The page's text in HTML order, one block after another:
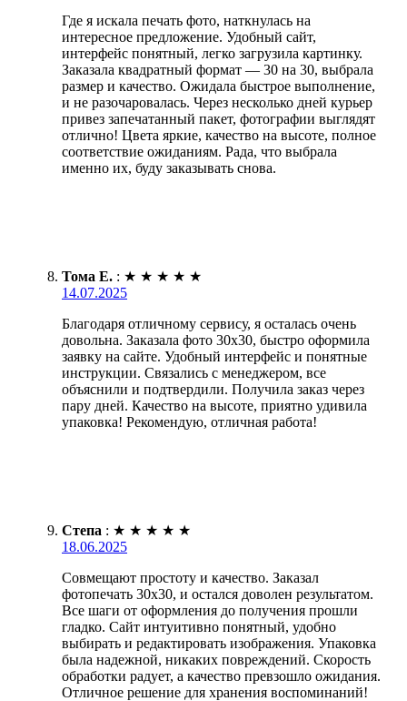
Где я искала печать фото, наткнулась на
интересное предложение. Удобный сайт,
интерфейс понятный, легко загрузила картинку.
Заказала квадратный формат — 30 на 30, выбрала
размер и качество. Ожидала быстрое выполнение,
и не разочаровалась. Через несколько дней курьер
привез запечатанный пакет, фотографии выглядят
отлично! Цвета яркие, качество на высоте, полное
соответствие ожиданиям. Рада, что выбрала
именно их, буду заказывать снова.
Тома Е. : ★ ★ ★ ★ ★
14.07.2025
Благодаря отличному сервису, я осталась очень
довольна. Заказала фото 30х30, быстро оформила
заявку на сайте. Удобный интерфейс и понятные
инструкции. Связались с менеджером, все
объяснили и подтвердили. Получила заказ через
пару дней. Качество на высоте, приятно удивила
упаковка! Рекомендую, отличная работа!
Степа : ★ ★ ★ ★ ★
18.06.2025
Совмещают простоту и качество. Заказал
фотопечать 30х30, и остался доволен результатом.
Все шаги от оформления до получения прошли
гладко. Сайт интуитивно понятный, удобно
выбирать и редактировать изображения. Упаковка
была надежной, никаких повреждений. Скорость
обработки радует, а качество превзошло ожидания.
Отличное решение для хранения воспоминаний!